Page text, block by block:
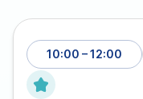
10:00 – 12:00